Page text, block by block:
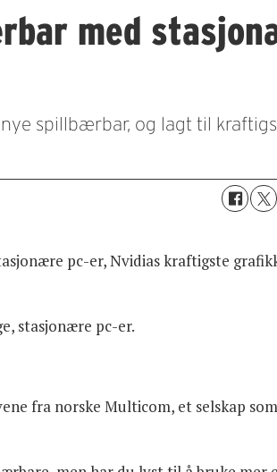
med
spillbærbar, og lagt til
pc-er, Nvidias kraftigste
stasjonære pc-er.
fra norske Multicom, et selskap